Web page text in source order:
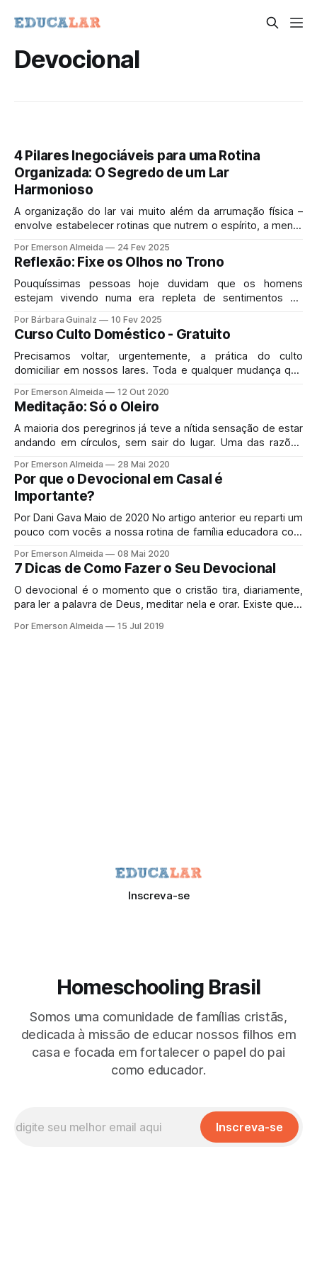
Devocional
4 Pilares Inegociáveis para uma Rotina
Organizada: O Segredo de um Lar
Harmonioso
A organização do lar vai muito além da arrumação física –
envolve estabelecer rotinas que nutrem o espírito, a mente
nossa rotina familiar sobre pilares sólidos, criamos um
ambiente onde todos podem prosperar em meio à
agitação da vida moderna.
Por Emerson Almeida 24 Fev 2025
Reflexão: Fixe os Olhos no Trono
Pouquíssimas pessoas hoje duvidam que os homens
estejam vivendo numa era repleta de sentimentos de
culpa. No esforço de ocultar tais sentimentos, as pessoas
estão perseguindo uma variedade de objetivos transitórios.
Por Bárbara Guinalz 10 Fev 2025
Curso Culto Doméstico - Gratuito
Precisamos voltar, urgentemente, a prática do culto
domiciliar em nossos lares. Toda e qualquer mudança que
Por Emerson Almeida 12 Out 2020
Meditação: Só o Oleiro
A maioria dos peregrinos já teve a nítida sensação de estar
andando em círculos, sem sair do lugar. Uma das razões
com o fato de que é necessário que um vaso dê muitas
voltas sobre si mesmo, enquanto é amassado na roda
giratória do Oleiro.
Por Emerson Almeida 28 Mai 2020
Por que o Devocional em Casal é
Importante?
Por Dani Gava Maio de 2020 No artigo anterior eu reparti um
pouco com vocês a nossa rotina de família educadora com
estudarmos as escrituras diariamente. Eu nem sempre tive
o hábito de estudar a bíblia. Nasci em um lar cristão (sou
Por Emerson Almeida 08 Mai 2020
7 Dicas de Como Fazer o Seu Devocional
O devocional é o momento que o cristão tira, diariamente,
para ler a palavra de Deus, meditar nela e orar. Existe quem
(Cantar) a Deus. Minha sugestão aqui é que você ouça
Por Emerson Almeida 15 Jul 2019
Inscreva-se
Homeschooling Brasil
Somos uma comunidade de famílias cristãs,
dedicada à missão de educar nossos filhos em
casa e focada em fortalecer o papel do pai
como educador.
Inscreva-se